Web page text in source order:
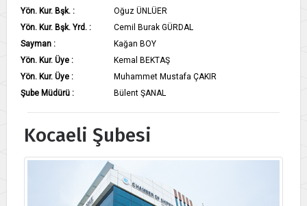
Yön. Kur. Bşk. :
Oğuz ÜNLÜER
Yön. Kur. Bşk. Yrd. :
Cemil Burak GÜRDAL
Sayman :
Kağan BOY
Yön. Kur. Üye :
Kemal BEKTAŞ
Yön. Kur. Üye :
Muhammet Mustafa ÇAKIR
Şube Müdürü :
Bülent ŞANAL
Kocaeli Şubesi